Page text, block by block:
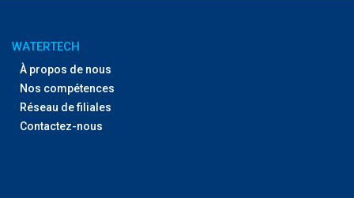
WATERTECH
À propos de nous
Nos compétences
Réseau de filiales
Contactez-nous